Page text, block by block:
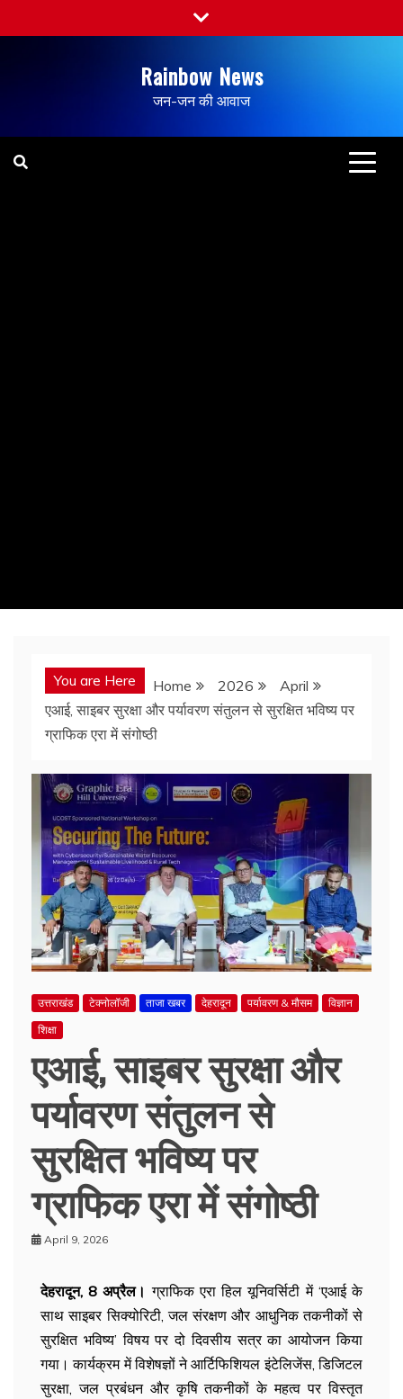
Rainbow News
जन-जन की आवाज
You are Here Home 2026
April
एआई, साइबर सुरक्षा और पर्यावरण संतुलन से सुरक्षित भविष्य पर
ग्राफिक एरा में संगोष्ठी
उत्तराखंड टेक्नोलॉजी ताजा खबर देहरादून पर्यावरण & मौसम
विज्ञान
शिक्षा
एआई, साइबर सुरक्षा और
पर्यावरण संतुलन से
सुरक्षित भविष्य पर
ग्राफिक एरा में संगोष्ठी
April 9, 2026
देहरादून, 8 अप्रैल। ग्राफिक एरा हिल यूनिवर्सिटी में ‘एआई के
साथ साइबर सिक्योरिटी, जल संरक्षण और आधुनिक तकनीकों से
सुरक्षित भविष्य’ विषय पर दो दिवसीय सत्र का आयोजन किया
गया। कार्यक्रम में विशेषज्ञों ने आर्टिफिशियल इंटेलिजेंस, डिजिटल
सुरक्षा, जल प्रबंधन और कृषि तकनीकों के महत्व पर विस्तृत